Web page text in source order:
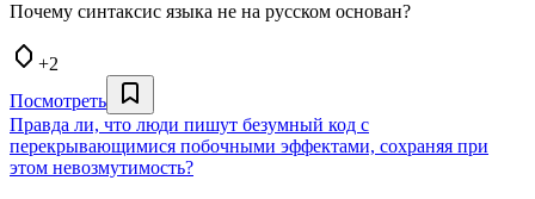
Почему синтаксис языка не на русском основан?
+2
Посмотреть
Правда ли, что люди пишут безумный код с
перекрывающимися побочными эффектами, сохраняя при
этом невозмутимость?